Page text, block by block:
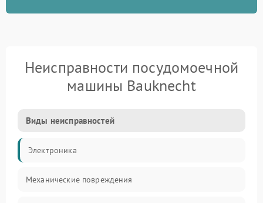
Неисправности посудомоечной
машины Bauknecht
Виды неисправностей
Электроника
Механические повреждения